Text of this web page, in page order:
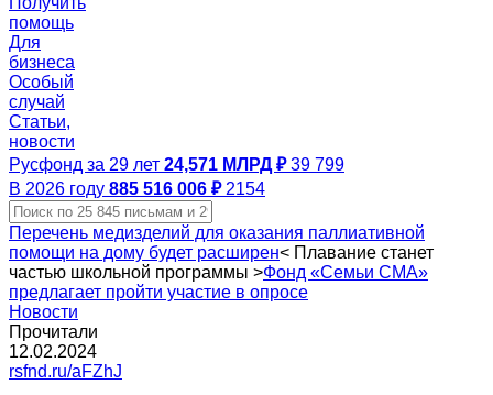
помощь
Для
бизнеса
Особый
случай
Статьи,
новости
Русфонд за 29 лет 24,571 МЛРД ₽ 39 799
В 2026 году 885 516 006 ₽ 2154
Перечень медизделий для оказания паллиативной
помощи на дому будет расширен< Плавание станет
частью школьной программы >Фонд «Семьи СМА»
предлагает пройти участие в опросе
Новости
Прочитали
12.02.2024
rsfnd.ru/aFZhJ